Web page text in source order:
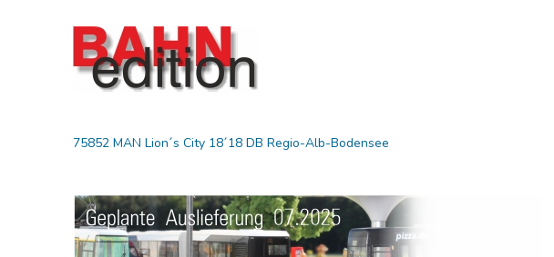
75852 MAN Lion´s City 18´18 DB Regio-Alb-Bodensee